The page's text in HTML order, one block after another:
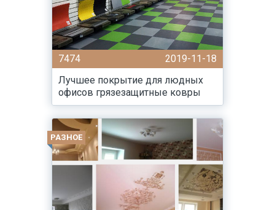
7474
2019-11-18
Лучшее покрытие для людных
офисов грязезащитные ковры
РАЗНОЕ